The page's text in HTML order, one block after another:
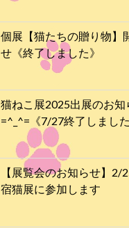
個展【猫たちの贈り物】
せ《終了しました》
猫ねこ展2025出展のお知
=^_^=《7/27終了しました
【展覧会のお知らせ】2/
宿猫展に参加します